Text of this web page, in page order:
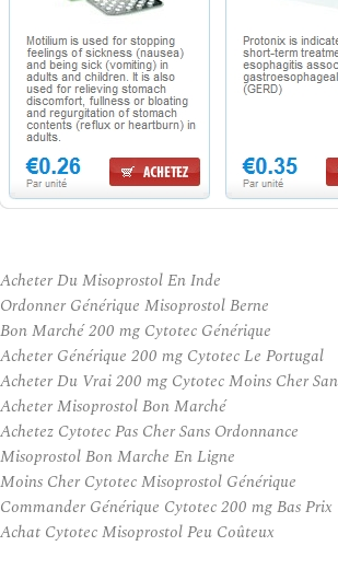
Acheter Du Misoprostol En Inde
Ordonner Générique Misoprostol Berne
Bon Marché 200 mg Cytotec Générique
Acheter Générique 200 mg Cytotec Le Portugal
Acheter Du Vrai 200 mg Cytotec Moins Cher
Acheter Misoprostol Bon Marché
Achetez Cytotec Pas Cher Sans Ordonnance
Misoprostol Bon Marche En Ligne
Moins Cher Cytotec Misoprostol Générique
Commander Générique Cytotec 200 mg Bas Prix
Achat Cytotec Misoprostol Peu Coûteux